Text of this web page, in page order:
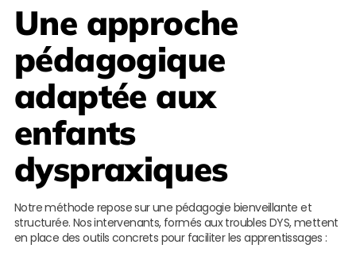
Une approche
pédagogique
adaptée aux
enfants
dyspraxiques
Notre méthode repose sur une pédagogie bienveillante et
structurée. Nos intervenants, formés aux troubles DYS, mettent
en place des outils concrets pour faciliter les apprentissages :